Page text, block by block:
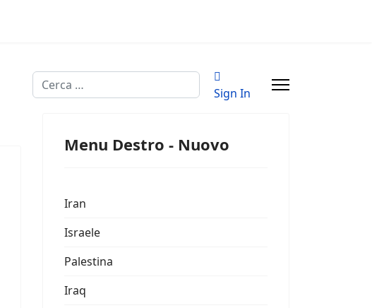
Cerca
Sign In
Menu Destro - Nuovo
Iran
Israele
Palestina
Iraq